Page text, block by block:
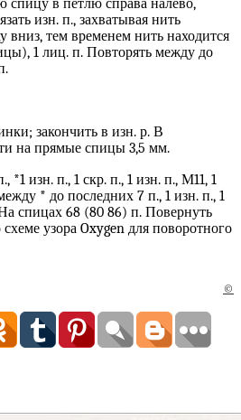
в петлю справа налево,
изн. п., захватывая нить
вниз, тем временем нить находится
1 лиц. п. Повторять между до
закончить в изн. р. В
на прямые спицы 3,5 мм.
*1 изн. п., 1 скр. п., 1 изн. п., М11, 1
* до последних 7 п., 1 изн. п., 1
спицах 68 (80 86) п. Повернуть
схеме узора Oxygen для поворотного
©